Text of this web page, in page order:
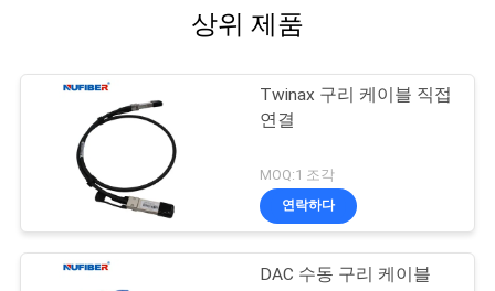
상위 제품
Twinax 구리 케이블 직접
연결
MOQ:1 조각
연락하다
DAC 수동 구리 케이블